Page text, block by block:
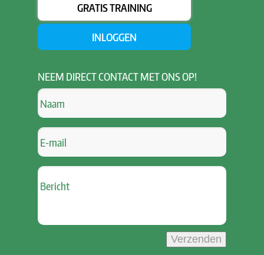
GRATIS TRAINING
INLOGGEN
NEEM DIRECT CONTACT MET ONS OP!
Verzenden